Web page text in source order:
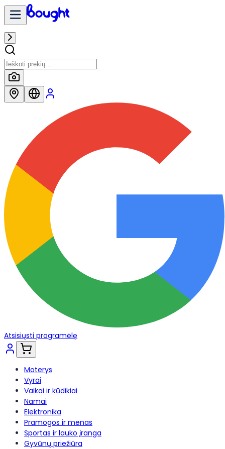
Atsisiųsti programėlę
Moterys
Vyrai
Vaikai ir kūdikiai
Namai
Elektronika
Pramogos ir menas
Sportas ir lauko įranga
Gyvūnų priežiūra